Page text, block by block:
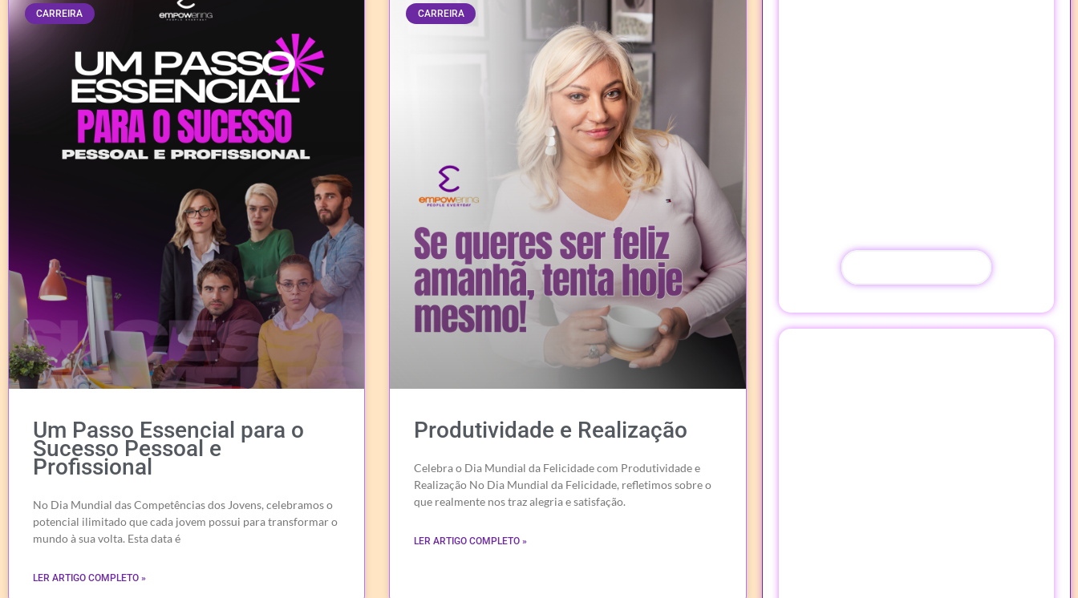
CARREIRA
Um Passo Essencial para o
Sucesso Pessoal e
Profissional
No Dia Mundial das Competências dos Jovens, celebramos o
potencial ilimitado que cada jovem possui para transformar o
mundo à sua volta. Esta data é
LER ARTIGO COMPLETO »
CARREIRA
Produtividade e Realização
Celebra o Dia Mundial da Felicidade com Produtividade e
Realização No Dia Mundial da Felicidade, refletimos sobre o
que realmente nos traz alegria e satisfação.
LER ARTIGO COMPLETO »